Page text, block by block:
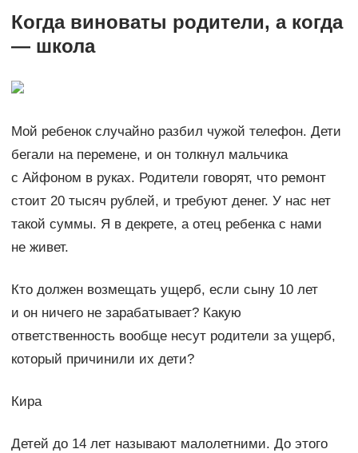
Когда виноваты родители, а когда
— школа
Мой ребенок случайно разбил чужой телефон. Дети
бегали на перемене, и он толкнул мальчика
с Айфоном в руках. Родители говорят, что ремонт
стоит 20 тысяч рублей, и требуют денег. У нас нет
такой суммы. Я в декрете, а отец ребенка с нами
не живет.
Кто должен возмещать ущерб, если сыну 10 лет
и он ничего не зарабатывает? Какую
ответственность вообще несут родители за ущерб,
который причинили их дети?
Кира
Детей до 14 лет называют малолетними. До этого